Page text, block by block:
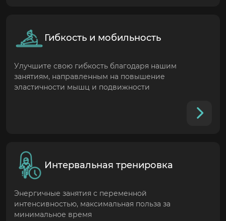
Гибкость и мобильность
Улучшите свою гибкость благодаря нашим
занятиям, направленным на повышение
эластичности мышц и подвижности
Интервальная тренировка
Энергичные занятия с переменной
интенсивностью, максимальная польза за
минимальное время